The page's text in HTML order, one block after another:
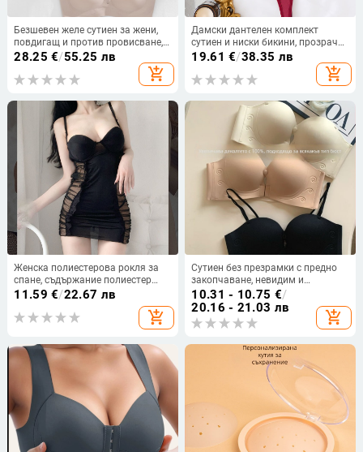
Безшевен желе сутиен за жени,
повдигащ и против провисване,
чашки с тънко формоване,
фиксирани двойни презрамки,
без метални подпори
28.25 €/55.25 лв
add_shopping_cart
Дамски дантелен комплект
сутиен и ниски бикини, прозрачен
мрежест панел и бродерия
19.61 €/38.35 лв
add_shopping_cart
Женска полиестерова рокля за
спане, съдържание полиестер
80–90%, пролет 2025
11.59 €/22.67 лв
add_shopping_cart
Сутиен без презрамки с предно
закопчаване, невидим и
безшевен дизайн, push-up ефект,
антихлъзгащ се
10.31 - 10.75 €/
20.16 - 21.03 лв
add_shopping_cart